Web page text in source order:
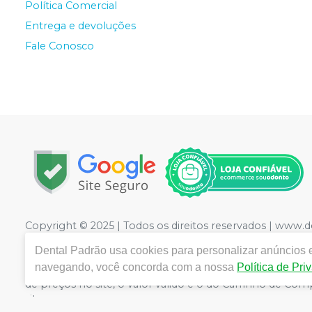
Política Comercial
Entrega e devoluções
Fale Conosco
Copyright © 2025 | Todos os direitos reservados |
| CNPJ: 09.441.460/0001-20 | Rua Floriano
Medicamentos controle especial :1.21736-3
CRF/PE nº 10109 | Política de Privacidade e
de preços no site, o valor válido é o do Carrinho de
site.
Dental Padrão usa cookies para personalizar anúncios
navegando, você concorda com a nossa Política de